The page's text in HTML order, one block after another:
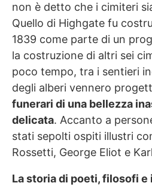
non è detto che i cimiteri
Quello di Highgate fu
1839 come parte di un
la costruzione di altri sei
poco tempo, tra i sentieri
degli alberi vennero
funerari di una bellezza
delicata. Accanto a
stati sepolti ospiti illustri
Rossetti, George Eliot e
La storia di poeti, filosofi